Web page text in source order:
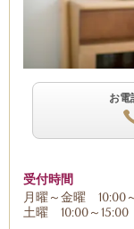
お電
受付時間
月曜～金曜 10:00
土曜 10:00～15:00